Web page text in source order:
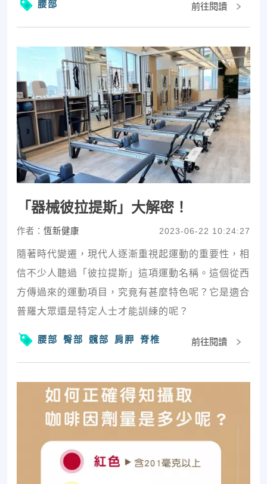
腰部 前往閱讀
「器械彼拉提斯」大解密！
作者： 恆新健康 2023-06-22 10:24:27
隨著時代變遷，現代人逐漸重視起運動的重要性，相
信不少人聽過「彼拉提斯」這項運動名稱。這個從西
方傳過來的運動項目，究竟有甚麼特色呢？它是適合
普羅大眾還是特定人士才能訓練的呢？
腰部 臀部 髖部 肩胛 脊椎 前往閱讀